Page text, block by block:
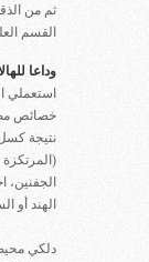
ثم من
القسم
وداعا
استعملي
خصائص
نتيجة
الجفنين،
الهند أو
دلكي